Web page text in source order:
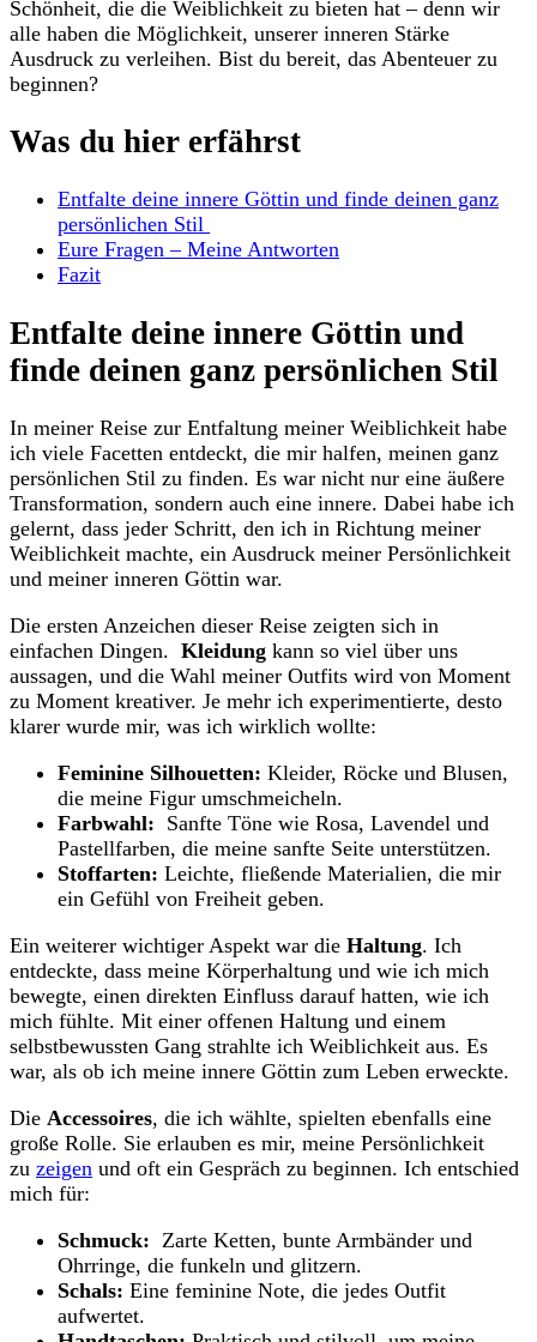
Schönheit, die‍ die Weiblichkeit zu bieten hat ⁣– denn⁤ wir
alle haben die ⁤Möglichkeit, unserer ⁢inneren Stärke⁤
Ausdruck zu verleihen. Bist ⁢du bereit, das⁣ Abenteuer zu
‍beginnen?
Was du hier erfährst
Entfalte deine innere Göttin und ⁢finde ⁢deinen ganz
persönlichen Stil ​
Eure⁣ Fragen​ – Meine Antworten
Fazit
Entfalte ⁢deine innere Göttin und
finde deinen ganz persönlichen Stil
In meiner Reise zur Entfaltung meiner Weiblichkeit habe
ich ​viele⁣ Facetten ‍entdeckt, ‍die mir​ halfen, meinen ganz
persönlichen Stil zu finden. Es war nicht nur ‍eine äußere
Transformation, sondern auch eine innere. Dabei habe ich
⁢gelernt, ‌dass jeder Schritt, ⁢den ich in Richtung meiner
Weiblichkeit machte, ein​ Ausdruck meiner Persönlichkeit​
und‌ meiner inneren Göttin war.
Die ersten Anzeichen dieser Reise zeigten sich⁢ in
einfachen Dingen. ​ Kleidung kann so viel über uns
aussagen, und die Wahl⁤ meiner Outfits wird von Moment⁢
zu Moment kreativer. Je ‌mehr ich⁢ experimentierte, desto ​
klarer ⁢wurde mir, was ich ‍wirklich wollte:
Feminine Silhouetten: Kleider, Röcke und Blusen,
die meine​ Figur umschmeicheln.
Farbwahl: ‌ Sanfte Töne wie Rosa, Lavendel und
‍Pastellfarben, die meine ‌sanfte Seite unterstützen.
Stoffarten: Leichte, fließende Materialien,⁣ die​ mir⁣
ein Gefühl von ⁤Freiheit geben.
Ein⁤ weiterer wichtiger Aspekt war die Haltung. Ich
entdeckte, dass meine Körperhaltung und wie ich mich
bewegte, ‍einen ‍direkten ⁣Einfluss ‌darauf hatten, wie​ ich
mich fühlte. Mit⁢ einer offenen Haltung und einem
selbstbewussten Gang strahlte ich Weiblichkeit aus.⁣ Es‍
war, ‌als ob ich meine innere Göttin zum Leben⁢ erweckte.
Die Accessoires,​ die ich​ wählte, spielten ebenfalls eine
‍große Rolle. Sie erlauben es mir,‌ meine ‍Persönlichkeit
zu zeigen ‌ und⁤ oft ein Gespräch zu ⁢beginnen. Ich entschied
mich für:
Schmuck: ‍ Zarte Ketten, bunte Armbänder ‍und
Ohrringe, die funkeln und glitzern.
Schals: ⁣Eine feminine⁢ Note,⁤ die jedes Outfit
aufwertet.